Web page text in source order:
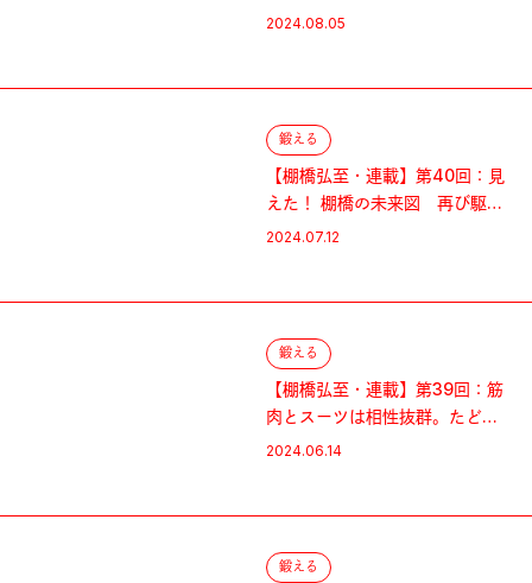
のワールド・グレイテスト・ス
2024.08.05
鍛える
【棚橋弘至・連載】第40回：見
えた！ 棚橋の未来図 再び駆け
上がる頂点までの道
2024.07.12
鍛える
【棚橋弘至・連載】第39回：筋
肉とスーツは相性抜群。たどり
着いたファッション観
2024.06.14
鍛える